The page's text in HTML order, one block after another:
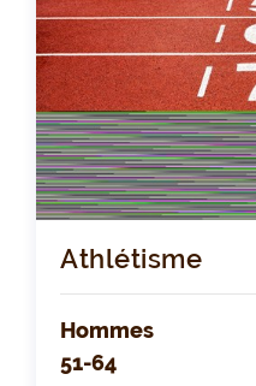
Athlétisme
Hommes
51-64